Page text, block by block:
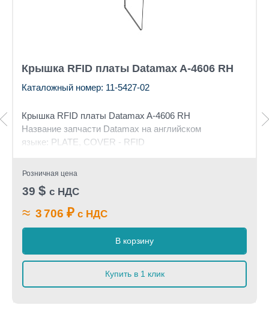
Крышка RFID платы Datamax A-4606 RH
Каталожный номер: 11-5427-02
Крышка RFID платы Datamax A-4606 RH
Название запчасти Datamax на английском
языке: PLATE, COVER - RFID
Розничная цена
39 $ с НДС
≈ 3 706 ₽ с НДС
В корзину
Купить в 1 клик